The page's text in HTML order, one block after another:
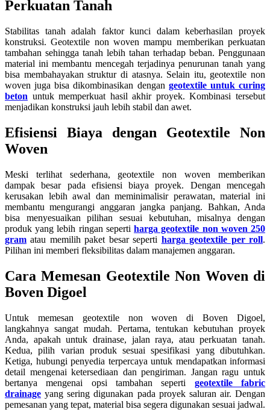
Perkuatan Tanah
Stabilitas tanah adalah faktor kunci dalam keberhasilan proyek
konstruksi. Geotextile non woven mampu memberikan perkuatan
tambahan sehingga tanah lebih tahan terhadap beban. Penggunaan
material ini membantu mencegah terjadinya penurunan tanah yang
bisa membahayakan struktur di atasnya. Selain itu, geotextile non
woven juga bisa dikombinasikan dengan geotextile untuk curing
beton untuk memperkuat hasil akhir proyek. Kombinasi tersebut
menjadikan konstruksi jauh lebih stabil dan awet.
Efisiensi Biaya dengan Geotextile Non
Woven
Meski terlihat sederhana, geotextile non woven memberikan
dampak besar pada efisiensi biaya proyek. Dengan mencegah
kerusakan lebih awal dan meminimalisir perawatan, material ini
membantu mengurangi anggaran jangka panjang. Bahkan, Anda
bisa menyesuaikan pilihan sesuai kebutuhan, misalnya dengan
produk yang lebih ringan sepertiharga geotextile non woven 250
gram atau memilih paket besar seperti harga geotextile per roll.
Pilihan ini memberi fleksibilitas dalam manajemen anggaran.
Cara Memesan Geotextile Non Woven di
Boven Digoel
Untuk memesan geotextile non woven di Boven Digoel,
langkahnya sangat mudah. Pertama, tentukan kebutuhan proyek
Anda, apakah untuk drainase, jalan raya, atau perkuatan tanah.
Kedua, pilih varian produk sesuai spesifikasi yang dibutuhkan.
Ketiga, hubungi penyedia terpercaya untuk mendapatkan informasi
detail mengenai ketersediaan dan pengiriman. Jangan ragu untuk
bertanya mengenai opsi tambahan seperti geotextile fabric
drainage yang sering digunakan pada proyek saluran air. Dengan
pemesanan yang tepat, material bisa segera digunakan sesuai jadwal.